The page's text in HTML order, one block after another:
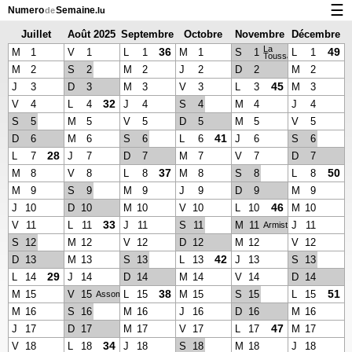
NumerodeSemaine.lu
Calendrier avec jours fériés et numéro des semaines
À propos de NumeroDeSemaine.lu
Confidentialité et cookies
☰
Juillet
2025
Août 2025 Septembre
2025
Octobre
2025
Novembre
2025
Décembre
2025
M 1 V 1 L 1 36 M 1 S 1 La
Toussaint
L 1 49
M 2 S 2 M 2 J 2 D 2 M
2
J
3 D 3 M 3 V 3 L 3 45 M
3
V
4 L 4 32 J 4 S 4 M 4 J
4
S
5 M 5 V 5 D 5 M 5 V
5
D
6 M 6 S 6 L 6 41 J 6 S
6
L
7 28 J 7 D 7 M 7 V 7 D
7
M
8 V 8 L 8 37 M 8 S 8 L 8 50
M 9 S 9 M 9 J 9 D 9 M
9
J
10 D 10 M 10 V 10 L 10 46 M 10
V
11 L 11 33 J 11 S 11 M 11 ArmisticeJ
11
S
12 M 12 V 12 D 12 M 12 V 12
D 13 M 13 S 13 L 13 42 J 13 S
13
L
14 29 J 14 D 14 M 14 V 14 D 14
M 15 V 15 Assomption
L 15 38 M 15 S 15 L 15 51
M 16 S 16 M 16 J 16 D 16 M 16
J
17 D 17 M 17 V 17 L 17 47 M 17
V 18 L 18 34 J 18 S 18 M 18 J
18